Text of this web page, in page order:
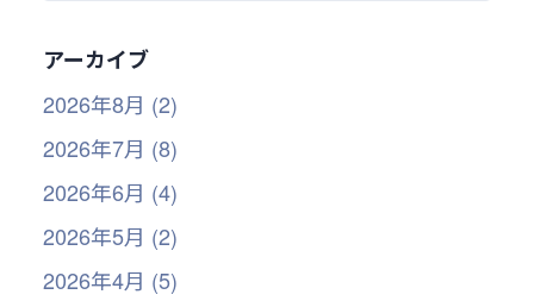
アーカイブ
2026年8月 (2)
2026年7月 (8)
2026年6月 (4)
2026年5月 (2)
2026年4月 (5)